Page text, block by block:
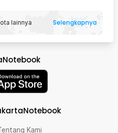
lainnya Selengkapnya
Kami